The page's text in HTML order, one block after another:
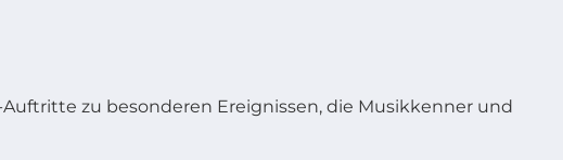
zu besonderen Ereignissen, die Musikkenner und